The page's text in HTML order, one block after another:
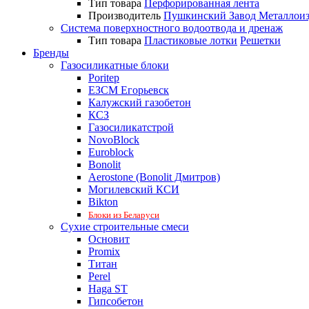
Тип товара Перфорированная лента
Производитель Пушкинский Завод
Система поверхностного водоотвода и дренаж
Тип товара Пластиковые лотки Решетки
Бренды
Газосиликатные блоки
Poritep
ЕЗСМ Егорьевск
Калужский газобетон
КСЗ
Газосиликатстрой
NovoBlock
Euroblock
Bonolit
Aerostone (Bonolit Дмитров)
Могилевский КСИ
Bikton
Блоки из Беларуси
Сухие строительные смеси
Основит
Promix
Титан
Perel
Haga ST
Гипсобетон